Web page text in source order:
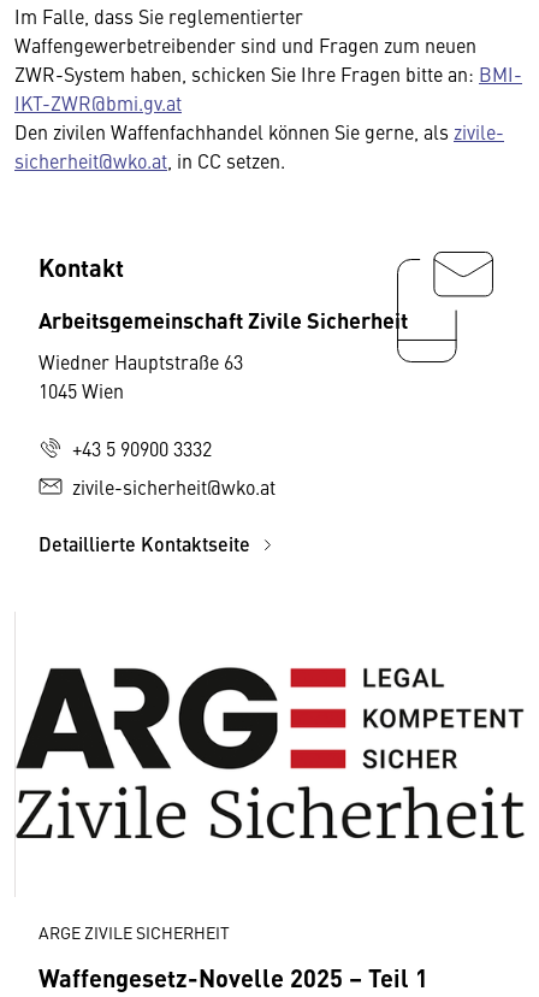
Im Falle, dass Sie reglementierter
Waffengewerbetreibender sind und Fragen zum neuen
ZWR-System haben, schicken Sie Ihre Fragen bitte an: BMI-
IKT-ZWR@bmi.gv.at
Den zivilen Waffenfachhandel können Sie gerne, als zivile-
sicherheit@wko.at , in CC setzen.
Kontakt
Arbeitsgemeinschaft Zivile Sicherheit
Wiedner Hauptstraße 63
1045 Wien
+43 5 90900 3332
zivile-sicherheit@wko.at
Detaillierte Kontaktseite
ARGE ZIVILE SICHERHEIT
Waffengesetz-Novelle 2025 – Teil 1